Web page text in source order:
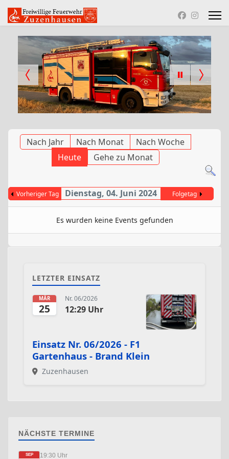
Nach Jahr Nach Monat
Nach Woche
Heute
Gehe zu Monat
Vorheriger Tag Dienstag, 04. Juni 2024 Folgetag
Es wurden keine Events gefunden
LETZTER EINSATZ
MÄR
25
Nr. 06/2026
12:29 Uhr
Einsatz Nr. 06/2026 - F1
Gartenhaus - Brand Klein
Zuzenhausen
NÄCHSTE TERMINE
SEP 19:30 Uhr